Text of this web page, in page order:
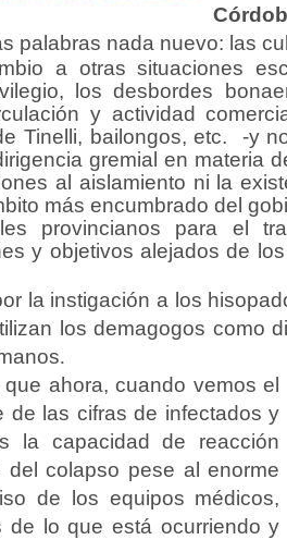
palabras nada nuevo: las
a otras situaciones
los desbordes
y actividad
Tinelli, bailongos, etc.
-y
gremial en materia
al aislamiento ni la
más encumbrado del
provincianos para el
y objetivos alejados de
la instigación a los
los demagogos como
.
ahora, cuando vemos el
de las cifras de infectados y
la capacidad de reacción
colapso pese al enorme
de los equipos médicos,
de lo que está ocurriendo y